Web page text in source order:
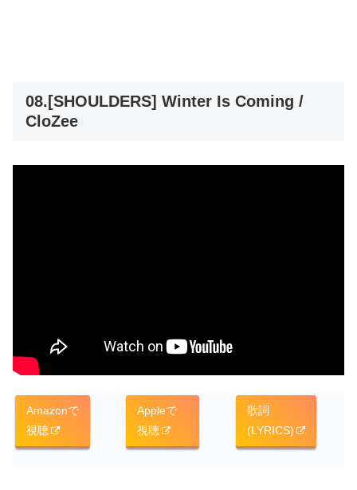
08.[SHOULDERS] Winter Is Coming /
CloZee
Amazonで
視聴
Appleで
視聴
歌詞
(LYRICS)